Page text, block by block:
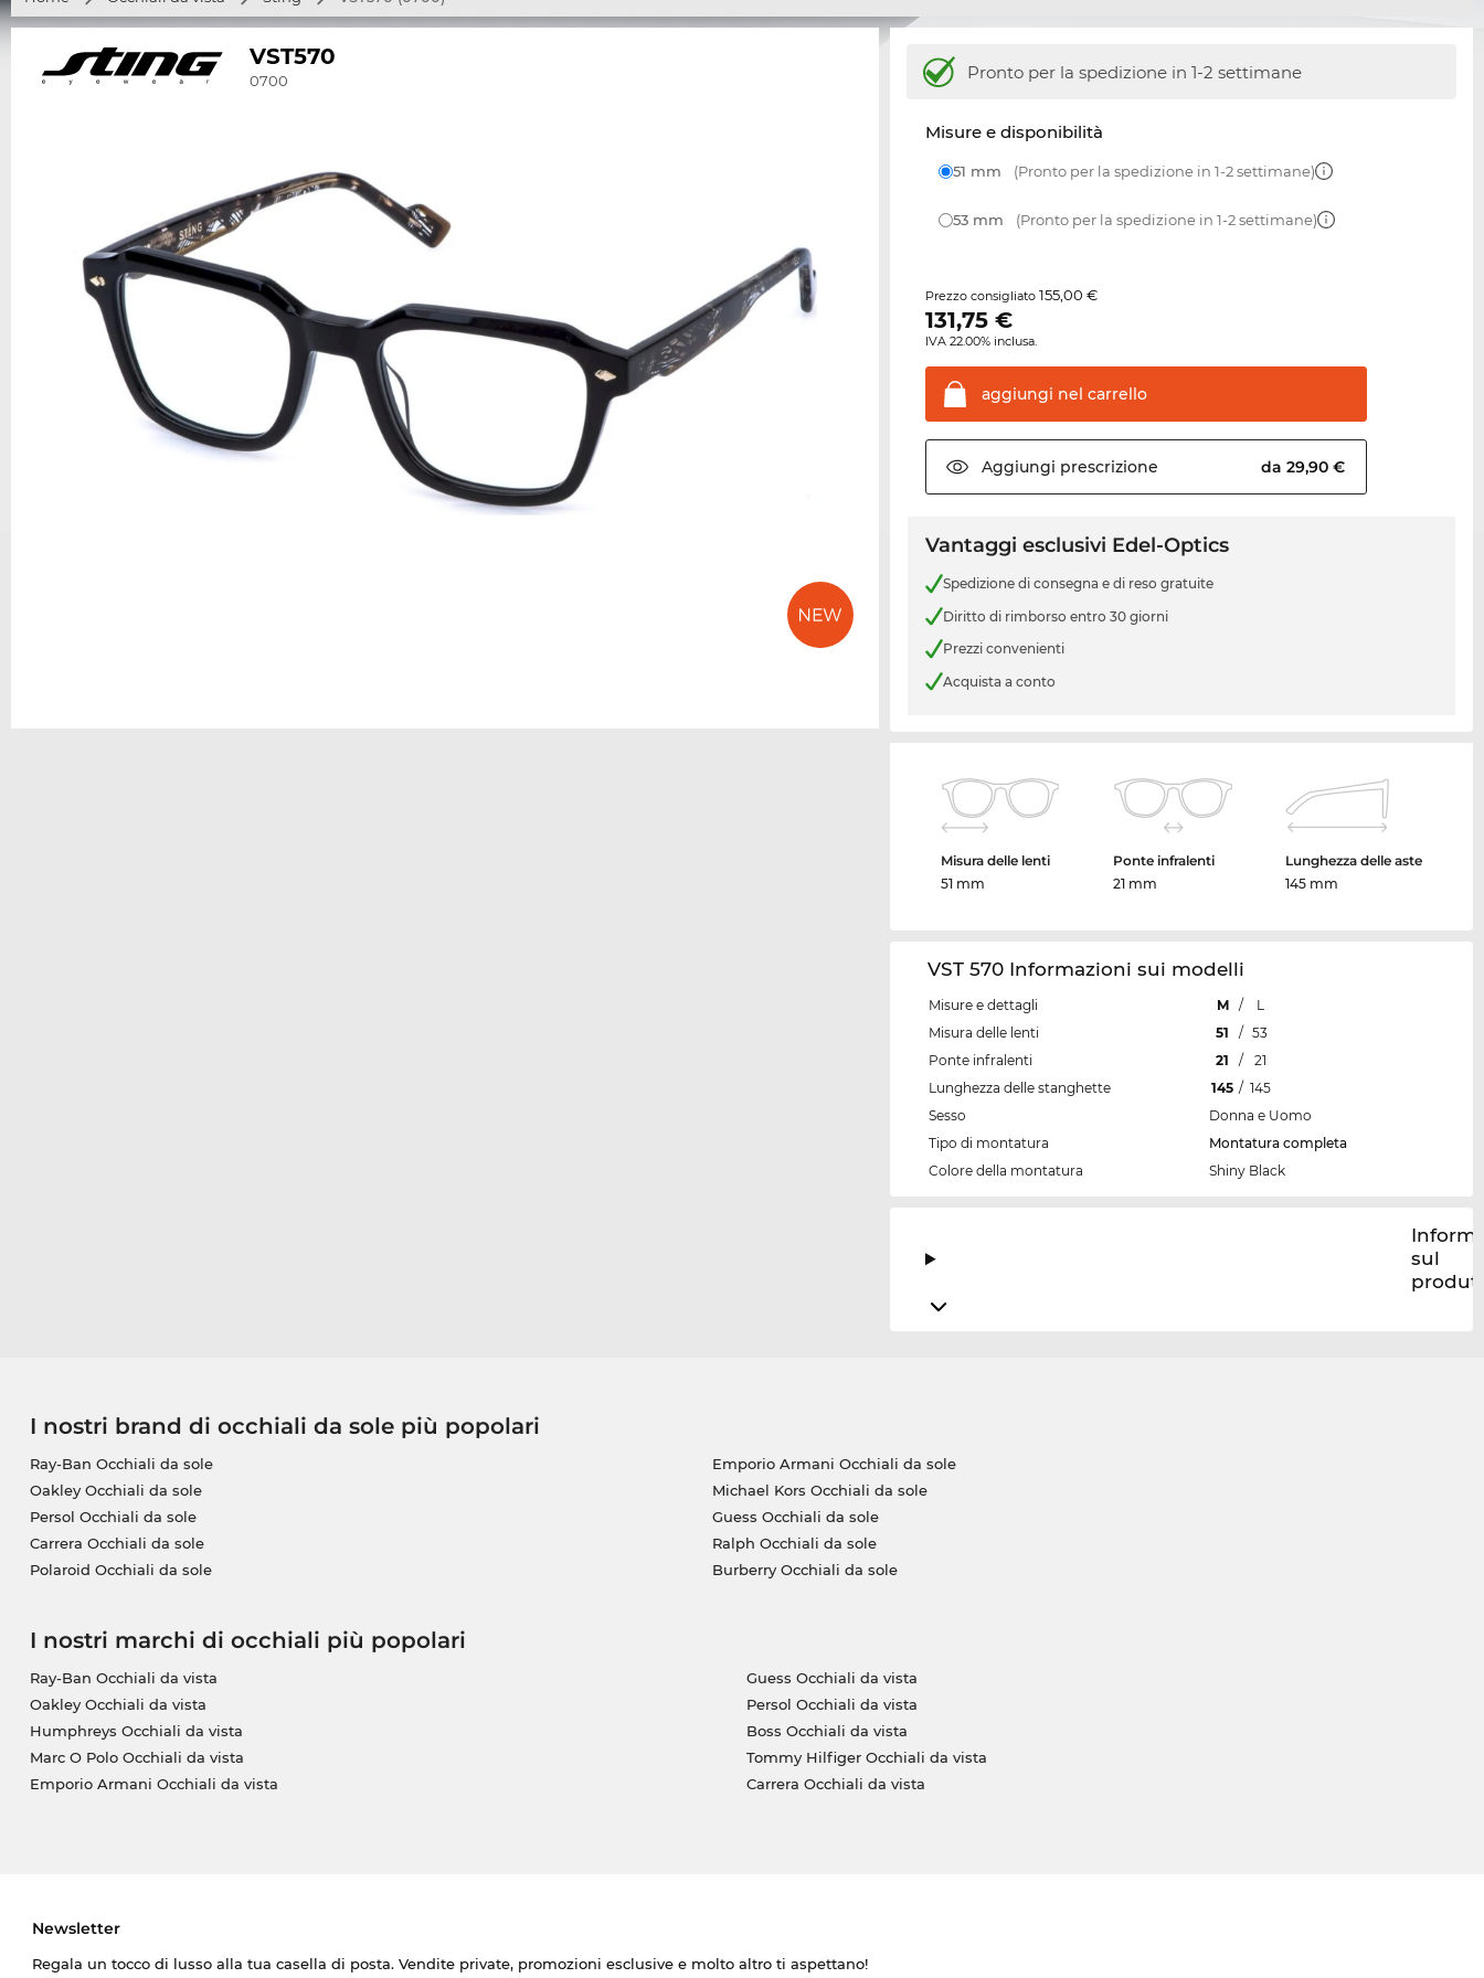
VST570
0700 Pronto per la spedizione in 1-2 settimane
Misure e disponibilità
51 mm (Pronto per la spedizione in 1-2 settimane)
53 mm (Pronto per la spedizione in 1-2 settimane)
Prezzo consigliato155,00 €
131,75 €
IVA 22.00% inclusa.
aggiungi nel carrello
Aggiungi prescrizione da 29,90 €
Vantaggi esclusivi Edel-Optics
Spedizione di consegna e di reso gratuite
Diritto di rimborso entro 30 giorni
Prezzi convenienti
Acquista a conto
Misura delle lenti
51 mm
Ponte infralenti
21 mm
Lunghezza delle aste
145 mm
VST 570 Informazioni sui modelli
Misure e dettagli M /
L
Misura delle lenti
51 / 53
Ponte infralenti
21 /
21
Lunghezza delle stanghette
145 / 145
Sesso
Donna e Uomo
Tipo di montatura
Montatura completa
Colore della montatura
Shiny Black
sul
I nostri brand di occhiali da sole più popolari
Ray-Ban Occhiali da sole
Oakley Occhiali da sole
Persol Occhiali da sole
Carrera Occhiali da sole
Polaroid Occhiali da sole
Emporio Armani Occhiali da sole
Michael Kors Occhiali da sole
Guess Occhiali da sole
Ralph Occhiali da sole
Burberry Occhiali da sole
I nostri marchi di occhiali più popolari
Ray-Ban Occhiali da vista
Oakley Occhiali da vista
Humphreys Occhiali da vista
Marc O Polo Occhiali da vista
Emporio Armani Occhiali da vista
Guess Occhiali da vista
Persol Occhiali da vista
Boss Occhiali da vista
Tommy Hilfiger Occhiali da vista
Carrera Occhiali da vista
Newsletter
Regala un tocco di lusso alla tua casella di posta. Vendite private, promozioni esclusive e molto altro ti aspettano!